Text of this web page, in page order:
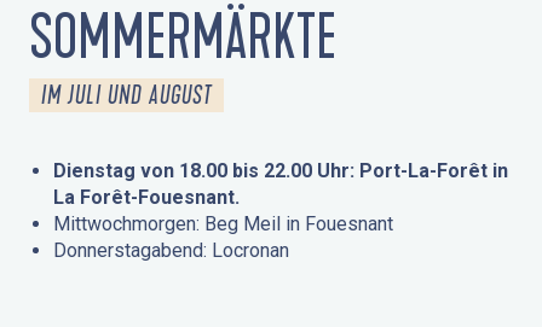
SOMMERMÄRKTE
IM JULI UND AUGUST
Dienstag von 18.00 bis 22.00 Uhr: Port-La-Forêt in
La Forêt-Fouesnant.
Mittwochmorgen: Beg Meil in Fouesnant
Donnerstagabend: Locronan